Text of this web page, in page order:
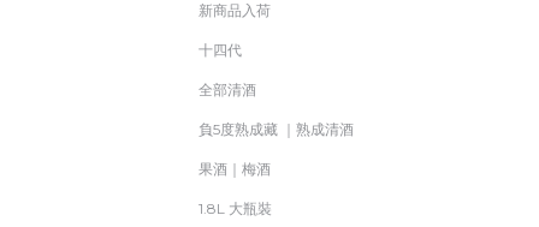
新商品入荷
十四代
全部清酒
負5度熟成藏 ｜熟成清酒
果酒｜梅酒
1.8L 大瓶裝